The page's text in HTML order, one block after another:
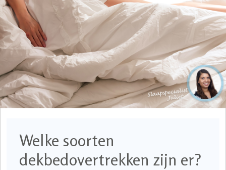
Welke soorten
dekbedovertrekken zijn er?